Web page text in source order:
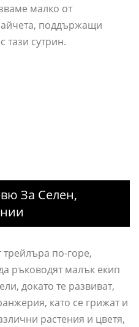
малко от
поддържащи
тази сутрин.
За Селен,
трейлъра по-горе,
ръководят малък екип
докато те развиват,
като се грижат и
растения и цветя,